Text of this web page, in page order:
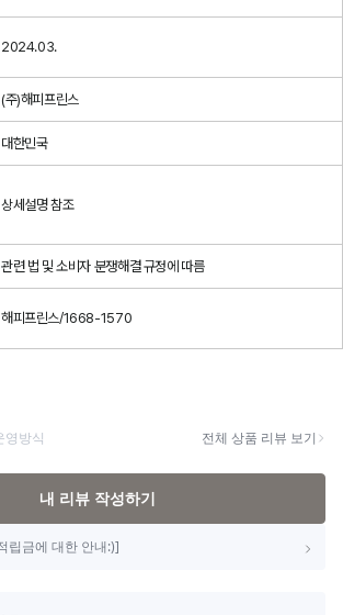
2024.03.
(주)해피프린스
대한민국
상세설명 참조
관련 법 및 소비자 분쟁해결 규정에 따름
해피프린스/1668-1570